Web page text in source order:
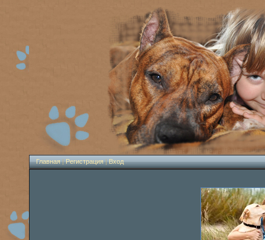
Главная|Регистрация|Вход